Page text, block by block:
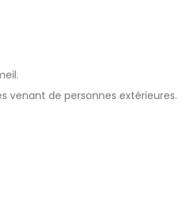
venant de personnes extérieures.